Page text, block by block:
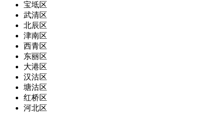
宝坻区
武清区
北辰区
津南区
西青区
东丽区
大港区
汉沽区
塘沽区
红桥区
河北区